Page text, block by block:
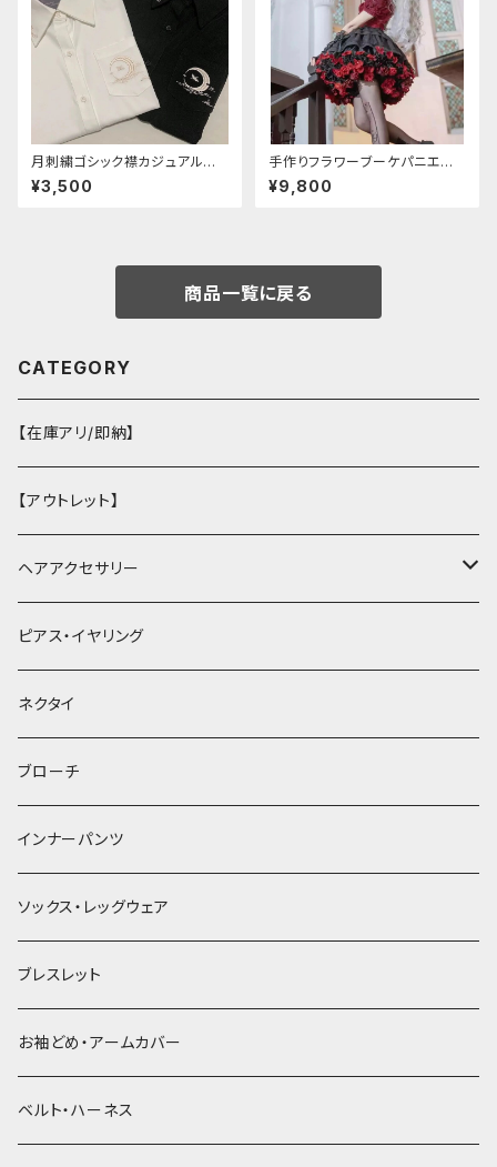
月刺繍ゴシック襟カジュアルブラ
ウス(長袖)
¥3,500
手作りフラワーブーケパニエ
（❁⃘5色展開❁⃘）
¥9,800
商品一覧に戻る
CATEGORY
【在庫アリ/即納】
【アウトレット】
ヘアアクセサリー
ヘアクリップ
ヘッドドレス・カチューシャ
ヘアゴム
簪
ピアス・イヤリング
ネクタイ
ブローチ
インナーパンツ
ソックス・レッグウェア
ブレスレット
お袖どめ・アームカバー
ベルト・ハーネス